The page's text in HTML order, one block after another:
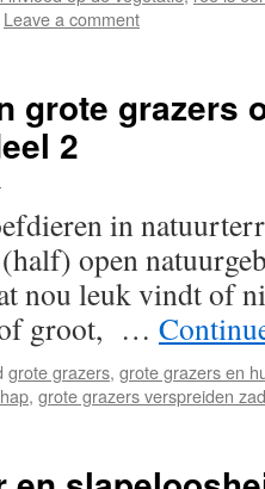
Leave a comment
grote grazers
2
in
open
nou leuk vindt of
groot, …
grote grazers, grote grazers en
, grote grazers verspreiden